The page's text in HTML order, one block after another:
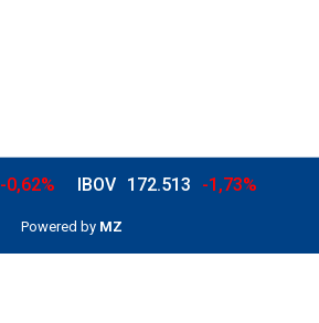
-0,62% IBOV 172.513 -1,73%
Powered by MZ